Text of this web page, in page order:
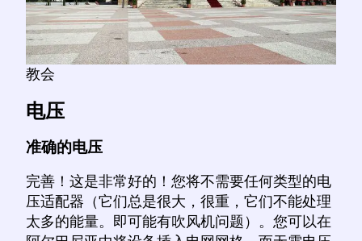
教会
电压
准确的电压
完善！这是非常好的！您将不需要任何类型的电
压适配器（它们总是很大，很重，它们不能处理
太多的能量。即可能有吹风机问题）。您可以在